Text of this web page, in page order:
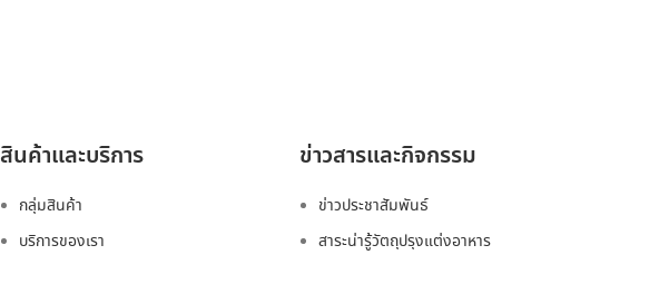
สินค้าและบริการ
กลุ่มสินค้า
บริการของเรา
ข่าวสารและกิจกรรม
ข่าวประชาสัมพันธ์
สาระน่ารู้วัตถุปรุงแต่งอาหาร